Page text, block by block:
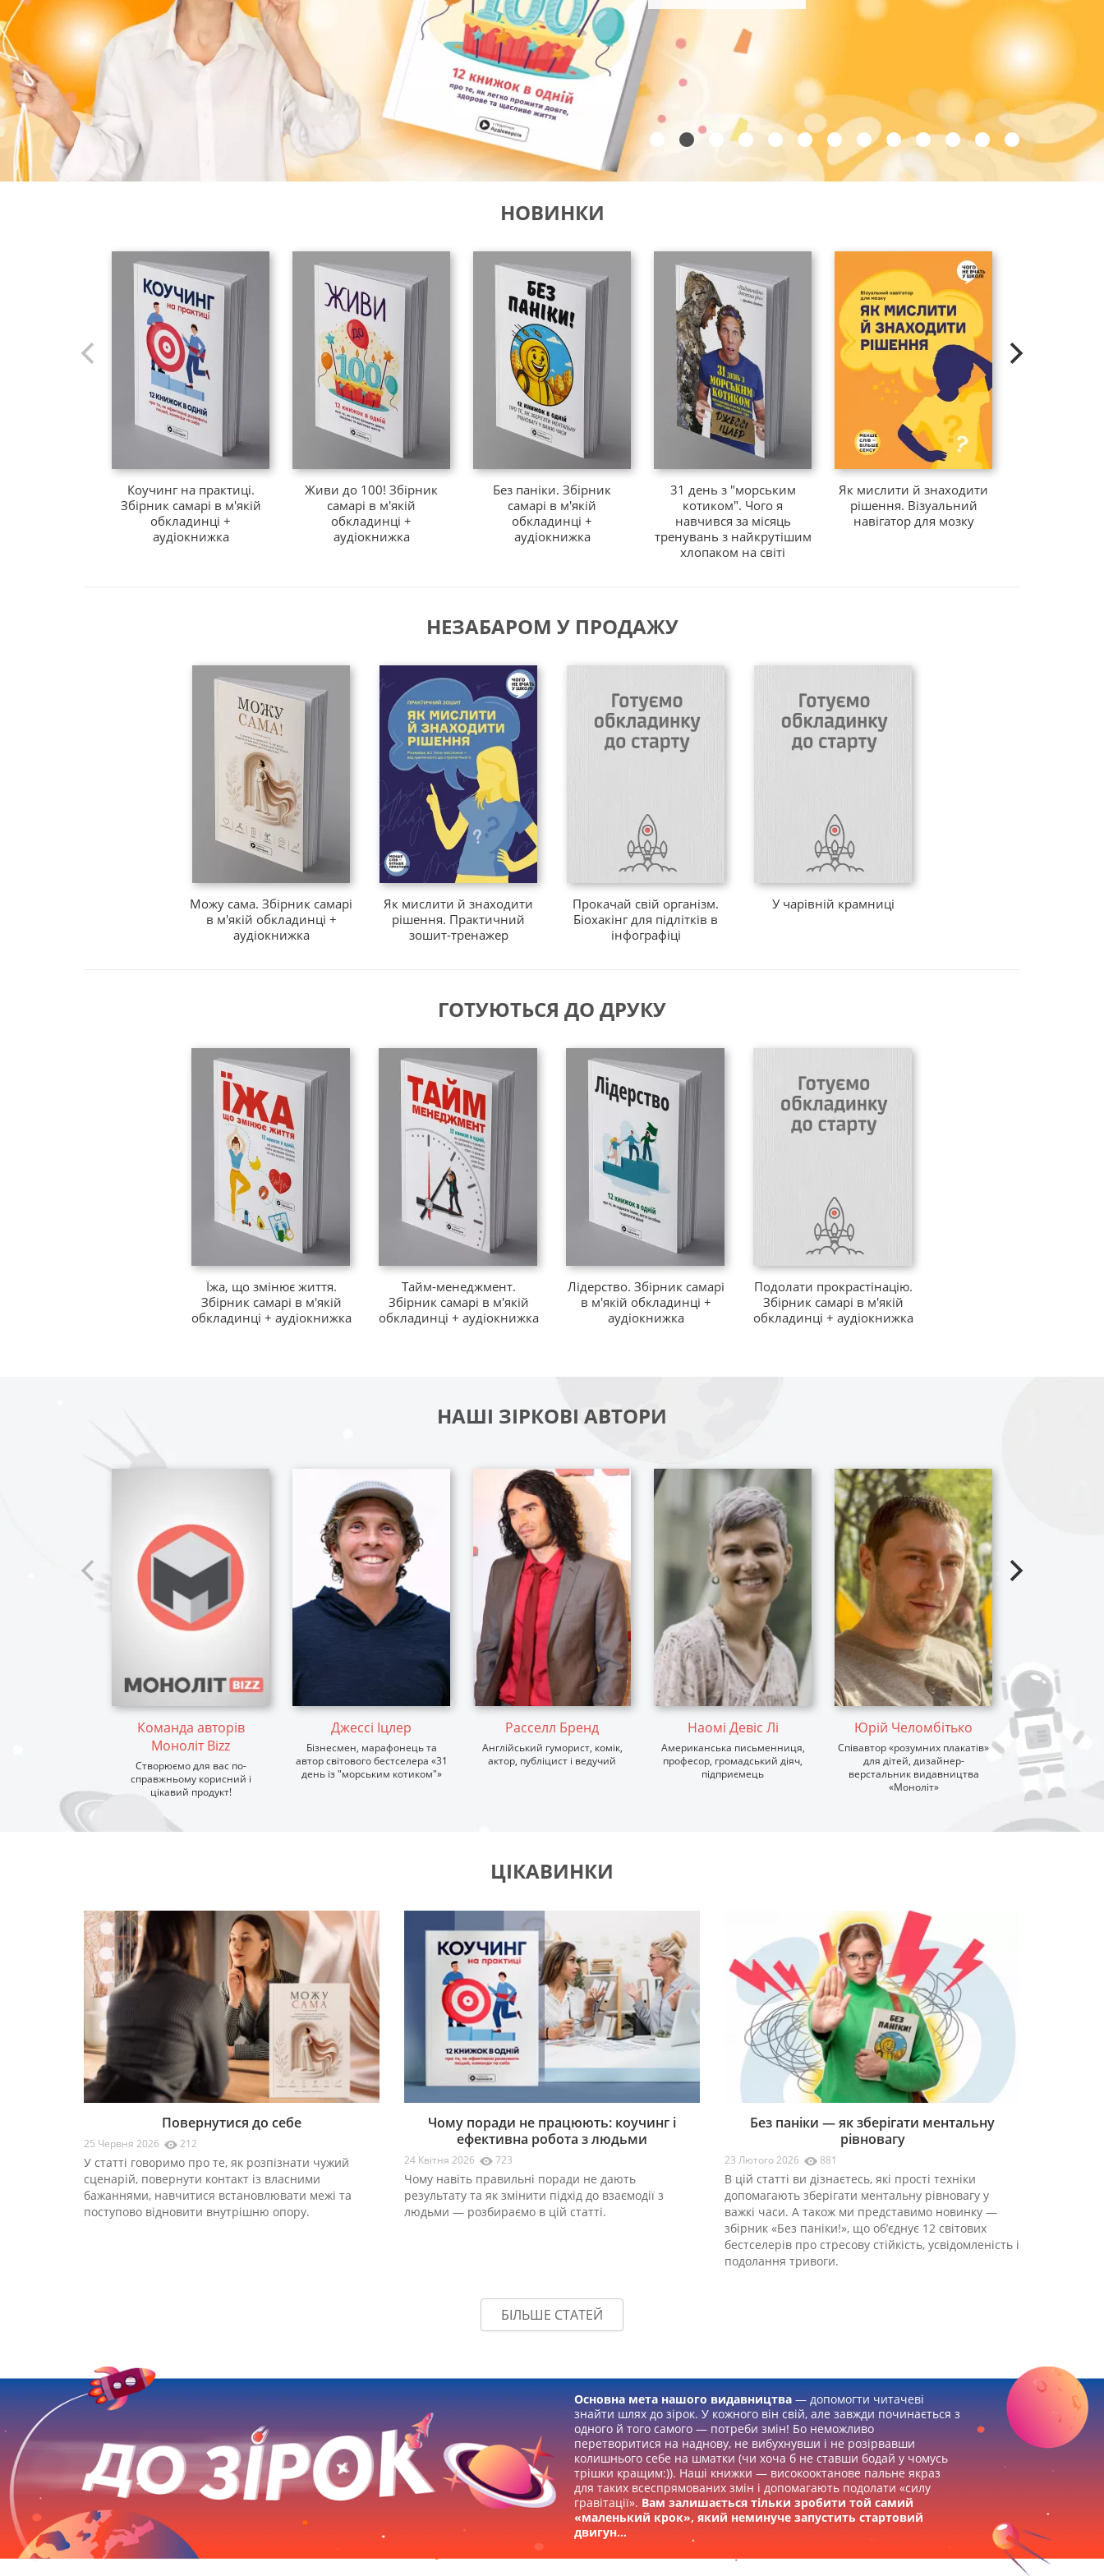
НОВИНКИ
Коучинг на практиці.
Збірник самарі в м'якій
обкладинці +
аудіокнижка
Живи до 100! Збірник
самарі в м'якій
обкладинці +
аудіокнижка
Без паніки. Збірник
самарі в м'якій
обкладинці +
аудіокнижка
31 день з "морським
котиком". Чого я
навчився за місяць
тренувань з найкрутішим
хлопаком на світі
Як мислити й знаходити
рішення. Візуальний
навігатор для мозку
НЕЗАБАРОМ У ПРОДАЖУ
Можу сама. Збірник самарі
в м'якій обкладинці +
аудіокнижка
Як мислити й знаходити
рішення. Практичний
зошит-тренажер
Прокачай свій організм.
Біохакінг для підлітків в
інфографіці
У чарівній крамниці
ГОТУЮТЬСЯ ДО ДРУКУ
Їжа, що змінює життя.
Збірник самарі в м'якій
обкладинці + аудіокнижка
Тайм-менеджмент.
Збірник самарі в м'якій
обкладинці + аудіокнижка
Лідерство. Збірник самарі
в м'якій обкладинці +
аудіокнижка
Подолати прокрастінацію.
Збірник самарі в м'якій
обкладинці + аудіокнижка
НАШІ ЗІРКОВІ АВТОРИ
Команда авторів
Моноліт Bizz
Створюємо для вас по-
справжньому корисний і
цікавий продукт!
Джессі Іцлер
Бізнесмен, марафонець та
автор світового бестселера «31
день із "морським котиком"»
Расселл Бренд
Англійський гуморист, комік,
актор, публіцист і ведучий
Наомі Девіс Лі
Американська письменниця,
професор, громадський діяч,
підприємець
Юрій Челомбітько
Cпівавтор «розумних плакатів»
для дітей, дизайнер-
верстальник видавництва
«Моноліт»
Нікола
Ілюстраторка й
ЦІКАВИНКИ
Повернутися до себе
25 Червня 2026 212
У статті говоримо про те, як розпізнати чужий
сценарій, повернути контакт із власними
бажаннями, навчитися встановлювати межі та
поступово відновити внутрішню опору.
Чому поради не працюють: коучинг і
ефективна робота з людьми
24 Квітня 2026 723
Чому навіть правильні поради не дають
результату та як змінити підхід до взаємодії з
людьми — розбираємо в цій статті.
Без паніки — як зберігати ментальну
рівновагу
23 Лютого 2026 881
В цій статті ви дізнаєтесь, які прості техніки
допомагають зберігати ментальну рівновагу у
важкі часи. А також ми представимо новинку —
збірник «Без паніки!», що об’єднує 12 світових
бестселерів про стресову стійкість, усвідомленість і
подолання тривоги.
БІЛЬШЕ СТАТЕЙ
Основна мета нашого видавництва— допомогти читачеві
знайти шлях до зірок. У кожного він свій, але завжди починається з
одного й того самого — потреби змін! Бо неможливо
перетворитися на наднову, не вибухнувши і не розірвавши
колишнього себе на шматки (чи хоча б не ставши бодай у чомусь
трішки кращим:)). Наші книжки — високооктанове пальне якраз
для таких всеспрямованих змін і допомагають подолати «силу
гравітації». Вам залишається тільки зробити той самий
«маленький крок», який неминуче запустить стартовий
двигун…